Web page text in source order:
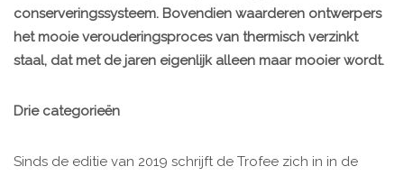
conserveringssysteem. Bovendien waarderen ontwerpers
het mooie verouderingsproces van thermisch verzinkt
staal, dat met de jaren eigenlijk alleen maar mooier wordt.
Drie categorieën
Sinds de editie van 2019 schrijft de Trofee zich in in de